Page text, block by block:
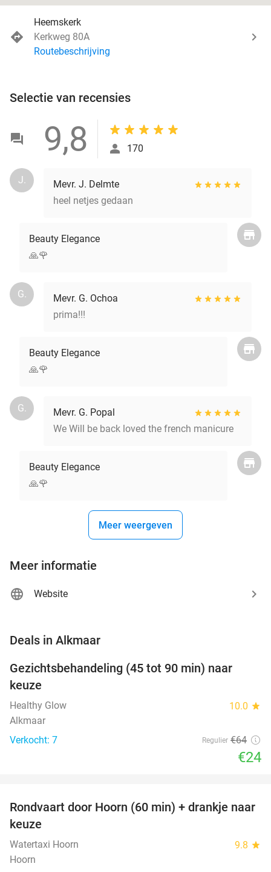
Heemskerk
Kerkweg 80A
Routebeschrijving
Selectie van recensies
9,8 170
J.
Mevr. J. Delmte
heel netjes gedaan
Beauty Elegance
🙏🌹
G.
Mevr. G. Ochoa
prima!!!
Beauty Elegance
🙏🌹
G.
Mevr. G. Popal
We Will be back loved the french manicure
Beauty Elegance
🙏🌹
Meer weergeven
Meer informatie
Website
Deals in Alkmaar
TODAY
Gezichtsbehandeling (45 tot 90 min) naar
keuze
Healthy Glow 10.0 star
Alkmaar
Verkocht: 7
Regulier €64
€24
38%
Rondvaart door Hoorn (60 min) + drankje naar
keuze
Watertaxi Hoorn 9.8 star
Hoorn